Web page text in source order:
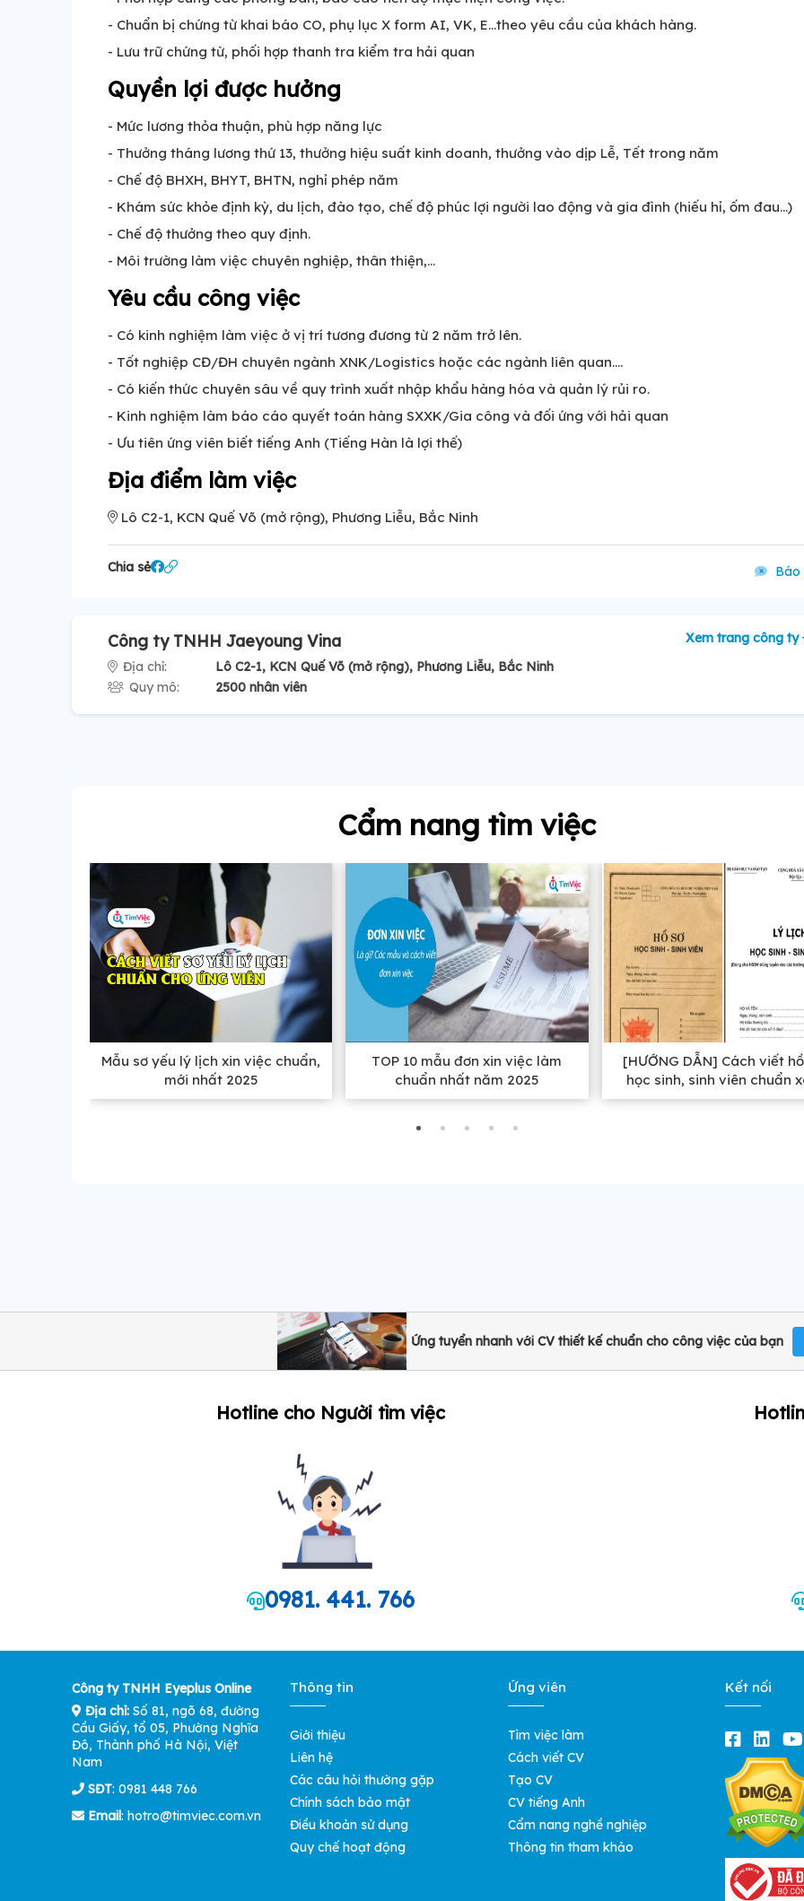
- Chuẩn bị chứng từ khai báo CO, phụ lục X form AI, VK, E...theo yêu cầu của khách hàng.
- Lưu trữ chứng từ, phối hợp thanh tra kiểm tra hải quan
Quyền lợi được hưởng
- Mức lương thỏa thuận, phù hợp năng lực
- Thưởng tháng lương thứ 13, thưởng hiệu suất kinh doanh, thưởng vào dịp Lễ, Tết trong năm
- Chế độ BHXH, BHYT, BHTN, nghỉ phép năm
- Khám sức khỏe định kỳ, du lịch, đào tạo, chế độ phúc lợi người lao động và gia đình (hiếu hỉ, ốm đau...)
- Chế độ thưởng theo quy định.
- Môi trường làm việc chuyên nghiệp, thân thiện,...
Yêu cầu công việc
- Có kinh nghiệm làm việc ở vị trí tương đương từ 2 năm trở lên.
- Tốt nghiệp CĐ/ĐH chuyên ngành XNK/Logistics hoặc các ngành liên quan....
- Có kiến thức chuyên sâu về quy trình xuất nhập khẩu hàng hóa và quản lý rủi ro.
- Kinh nghiệm làm báo cáo quyết toán hàng SXXK/Gia công và đối ứng với hải quan
- Ưu tiên ứng viên biết tiếng Anh (Tiếng Hàn là lợi thế)
Địa điểm làm việc
Lô C2-1, KCN Quế Võ (mở rộng), Phương Liễu, Bắc Ninh
Chia sẻ Báo
Công ty TNHH Jaeyoung Vina
Địa chỉ:
Lô C2-1, KCN Quế Võ (mở rộng), Phương Liễu, Bắc Ninh
Quy mô:
2500 nhân viên
Xem trang công ty
Cẩm nang tìm việc
Mẫu sơ yếu lý lịch xin việc chuẩn,
mới nhất 2025
TOP 10 mẫu đơn xin việc làm
chuẩn nhất năm 2025
[HƯỚNG DẪN] Cách viết
học sinh, sinh viên chuẩn
nhất
Ứng tuyển nhanh với CV thiết kế chuẩn cho công việc của bạn
Hotline cho Người tìm việc
0981. 441. 766
Công ty TNHH Eyeplus Online
Địa chỉ: Số 81, ngõ 68, đường
Cầu Giấy, tổ 05, Phường Nghĩa
Đô, Thành phố Hà Nội, Việt
Nam
SĐT: 0981 448 766
Email: hotro@timviec.com.vn
Thông tin
Giới thiệu
Liên hệ
Các câu hỏi thường gặp
Chính sách bảo mật
Điều khoản sử dụng
Quy chế hoạt động
Ứng viên
Tìm việc làm
Cách viết CV
Tạo CV
CV tiếng Anh
Cẩm nang nghề nghiệp
Thông tin tham khảo
Kết nối